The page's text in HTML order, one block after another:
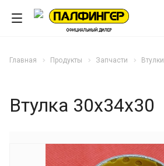
Главная Продукты Запчасти Втулки
Втулка 30x34x30